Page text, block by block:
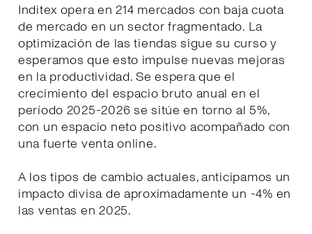
Inditex opera en 214 mercados con baja cuota
de mercado en un sector fragmentado. La
optimización de las tiendas sigue su curso y
esperamos que esto impulse nuevas mejoras
en la productividad. Se espera que el
crecimiento del espacio bruto anual en el
período 2025-2026 se sitúe en torno al 5%,
con un espacio neto positivo acompañado con
una fuerte venta online.
A los tipos de cambio actuales, anticipamos un
impacto divisa de aproximadamente un -4% en
las ventas en 2025.